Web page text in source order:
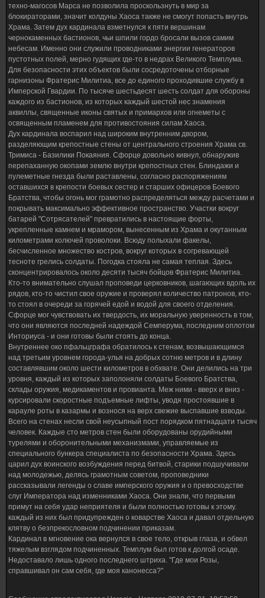
техно-магосов Марса не позволила проскользнуть в мир за
блокираторами, значит колдуны Хаоса также не смогут попасть внутрь
Храма. Затем дух кардинала взметнулся к пяти вершинам
чернокаменных бастионов, чьи шпили гордо бросали вызов самим
небесам. Именно они служили проводниками энергии генераторов
пустотных полей, мерно гудящих где-то в недрах Великого Темплума.
Для безопасности этих объектов были сосредоточены отборные
гарнизоны Фратерис Милитиа, все до единого проходившие службу в
Имперской Гвардии. По тысяче шестьдесят шесть солдат для обороны
каждого из бастионов, из которых каждый шестой нес знамения
аквиллы, священные иконы святых и примархов или огнеметы с
освященным пламенем для противостояния силам Хаоса.
Дух кардинала воспарил над широким внутренним двором,
разделяющим крепостные стены от центрального строения Храма cв.
Тримиса - Базилики Покаяния. Сфорце довольно кивнул, обнаружив
перепаханную окопами землю внутри крепостных стен. Блиндажи и
пулеметные гнезда были раставлены, согласно распоряжениям
оставшихся в крепости боевых сестер и старших офицеров Боевого
Братства, чтобы огонь мог грамотно распределяться между расчетами и
покрывать максимально эффективное пространство. Участки вокруг
батарей "Сотрясателей" превратились в настоящие форты,
укрепленные камнем и мрамором, вынесенным из Храма и окутанным
километрами колючей проволоки. Всюду полыхали факелы,
бесчисленное множество костров, вокруг которых в согревающей
тесноте грелись солдаты. Погодка стояла не самая теплая. Здесь
сконцентрировалось около десяти тысяч бойцов Фратерис Милитиа.
Кто-то внимательно слушал проповеди церковников, шагающих вдоль их
рядов, кто-то чистил свое оружие и проверял количество патронов, кто-
то стоял в очереди за горячей едой и водой для своего отделения.
Сфорце мог чувствовать их твердость, их моральную уверенность в том,
что они являются последней надеждой Семперума, последним оплотом
Инториуса - и они готовы были стоять до конца.
Внутреннее око пфальцграфа обратилось к стенам, возвышающимся
над третьим уровнем города-улья на добрых сотню метров и в длину
составлявшим около шести километров в обхвате. Они делились на три
уровня, каждый из которых заполоняли солдаты Боевого Братства,
склады оружия, медикаментов и провианта. Меж ними - вверх и вниз -
курсировали скоростные подъемные лифты, уводя простоявшие в
карауле роты в казармы и вознося на верх свежие выспавшие взводы.
Всего на стенах несли свой неусыпный пост порядком пятнадцати тысяч
человек. Каждые сто метров стен были оборудованы орудийными
турелями и оборонительными механизмами, управляемые из
специального бункера специалиста по безопасности Храма. Здесь
царил дух воинского возбуждения перед битвой, старики подшучивали
над молодежью, делясь грамотным советом, проповедники
рассказывали легенды о славе имперского оружия и о превосходстве
слуг Императора над изменниками Хаоса. Они знали, что первыми
примут на себя удар неприятеля и были полностью готовы к этому.
каждый из них был придупрежден о коварстве Хаоса и давал отдельную
клятву о безпрекословном подчинении приказам.
Кардинал в мгновение ока вернулся в свое тело, открыв глаза, и обвел
тяжелым взглядом подчиненных. Темплум был готов к долгой осаде.
Недоставало лишь одного последнего штриха. "Где мои Розы,
справшивал он сам себя, где моя канонесса?"